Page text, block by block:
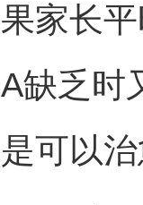
果家长
A缺乏时
是可以